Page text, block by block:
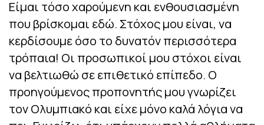
Είμαι τόσο χαρούμενη και ενθουσιασμένη
που βρίσκομαι εδώ. Στόχος μου είναι, να
κερδίσουμε όσο το δυνατόν περισσότερα
τρόπαια! Οι προσωπικοί μου στόχοι είναι
να βελτιωθώ σε επιθετικό επίπεδο. Ο
προηγούμενος προπονητής μου γνωρίζει
τον Ολυμπιακό και είχε μόνο καλά λόγια να